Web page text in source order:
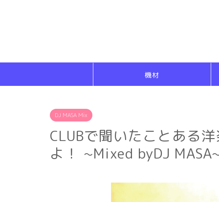
機材
DJ MASA Mix
CLUBで聞いたことある
よ！ ~Mixed byDJ